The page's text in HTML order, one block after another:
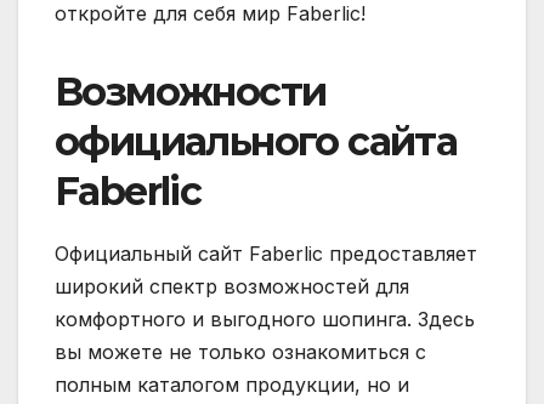
откройте для себя мир Faberlic!
Возможности
официального сайта
Faberlic
Официальный сайт Faberlic предоставляет
широкий спектр возможностей для
комфортного и выгодного шопинга. Здесь
вы можете не только ознакомиться с
полным каталогом продукции, но и